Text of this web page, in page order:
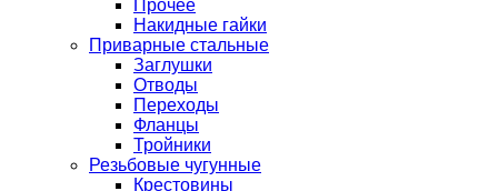
Прочее
Накидные гайки
Приварные стальные
Заглушки
Отводы
Переходы
Фланцы
Тройники
Резьбовые чугунные
Крестовины